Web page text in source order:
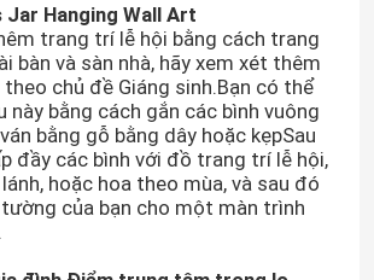
Hanging Wall Art
trang trí lễ hội bằng cách trang
bàn và sàn nhà, hãy xem xét thêm
chủ đề Giáng sinh.Bạn có thể
bằng cách gắn các bình vuông
bằng gỗ bằng dây hoặc kẹpSau
đầy các bình với đồ trang trí lễ hội,
hoặc hoa theo mùa, và sau đó
của bạn cho một màn trình